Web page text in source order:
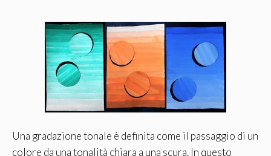
Una gradazione tonale è definita come il passaggio di un
colore da una tonalità chiara a una scura. In questo